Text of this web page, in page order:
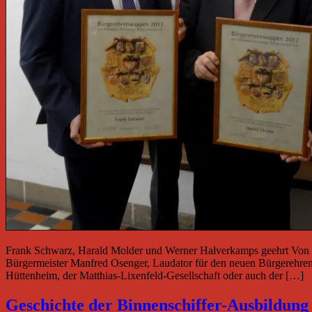
Frank Schwarz, Harald Molder und Werner Halverkamps geehrt
Bürgermeister Manfred Osenger, Laudator für den neuen
Hüttenheim, der Matthias-Lixenfeld-Gesellschaft oder auch der […]
Geschichte der Binnenschiffer-